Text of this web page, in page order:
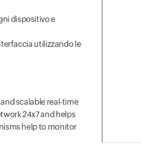
dispositivo e
utilizzando le
scalable real-time
24x7 and helps
help to monitor